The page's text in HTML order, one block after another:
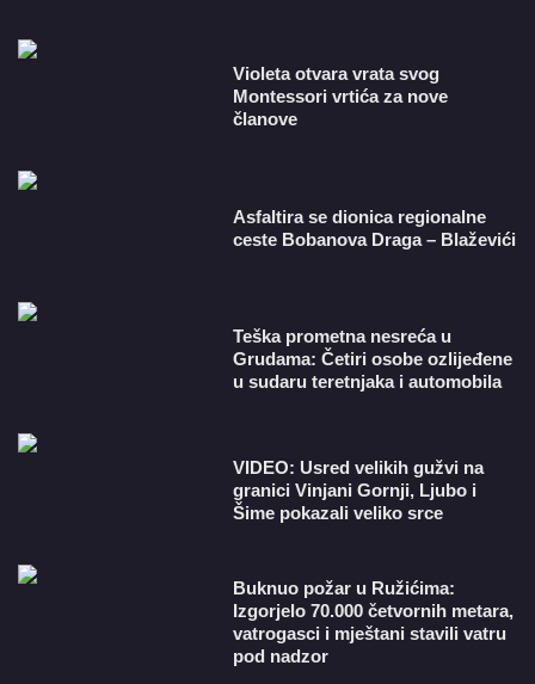
Violeta otvara vrata svog
Montessori vrtića za nove
članove
Asfaltira se dionica regionalne
ceste Bobanova Draga – Blaževići
Teška prometna nesreća u
Grudama: Četiri osobe ozlijeđene
u sudaru teretnjaka i automobila
VIDEO: Usred velikih gužvi na
granici Vinjani Gornji, Ljubo i
Šime pokazali veliko srce
Buknuo požar u Ružićima:
Izgorjelo 70.000 četvornih metara,
vatrogasci i mještani stavili vatru
pod nadzor